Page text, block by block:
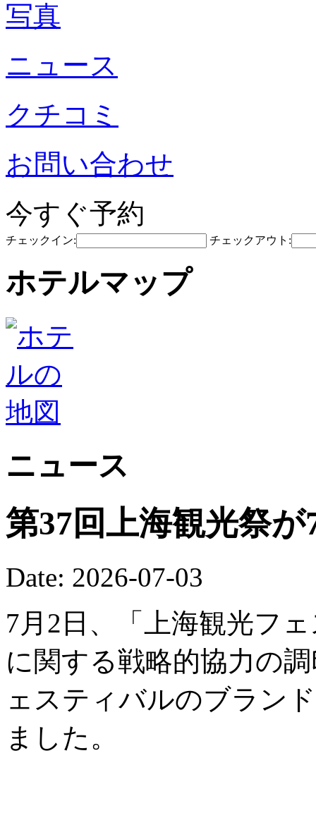
写真
ニュース
クチコミ
お問い合わせ
今すぐ予約
チェックイン: チェックアウト:
ホテルマップ
ニュース
第37回上海観光祭
Date: 2026-07-03
7月2日、「上海観光フ
に関する戦略的協力の
ェスティバルのブラン
ました。